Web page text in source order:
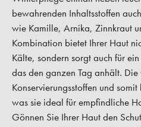
bewahrenden Inhaltsstoffen
wie Kamille, Arnika, Zinnkraut
Kombination bietet Ihrer Haut
Kälte, sondern sorgt auch für
das den ganzen Tag anhält. Die
Konservierungsstoffen und
was sie ideal für empfindliche
Gönnen Sie Ihrer Haut den